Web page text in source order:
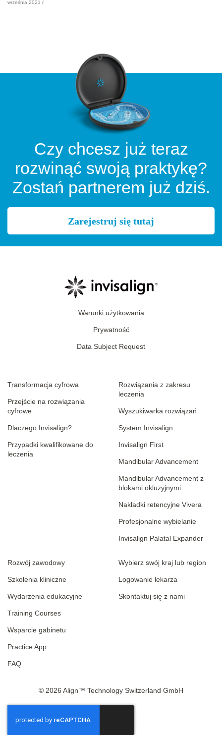
września 2021 r.
Czy chcesz już teraz
rozwinąć swoją praktykę?
Zostań partnerem już dziś.
Zarejestruj się tutaj
Warunki użytkowania
Prywatność
Data Subject Request
Transformacja cyfrowa
Przejście na rozwiązania
cyfrowe
Dlaczego Invisalign?
Przypadki kwalifikowane do
leczenia
Rozwiązania z zakresu
leczenia
Wyszukiwarka rozwiązań
System Invisalign
Invisalign First
Mandibular Advancement
Mandibular Advancement z
blokami okluzyjnymi
Nakładki retencyjne Vivera
Profesjonalne wybielanie
Invisalign Palatal Expander
Rozwój zawodowy
Szkolenia kliniczne
Wydarzenia edukacyjne
Training Courses
Wsparcie gabinetu
Practice App
FAQ
Wybierz swój kraj lub region
Logowanie lekarza
Skontaktuj się z nami
© 2026 Align™ Technology Switzerland GmbH